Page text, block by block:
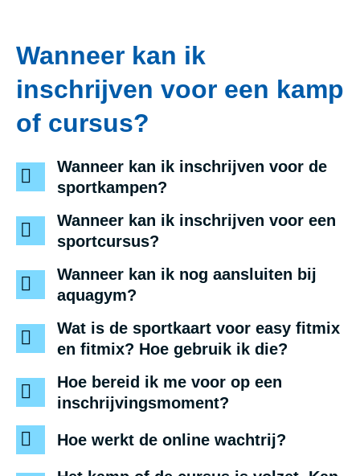
Wanneer kan ik
inschrijven voor een kamp
of cursus?
Wanneer kan ik inschrijven voor de
sportkampen?
Wanneer kan ik inschrijven voor een
sportcursus?
Wanneer kan ik nog aansluiten bij
aquagym?
Wat is de sportkaart voor easy fitmix
en fitmix? Hoe gebruik ik die?
Hoe bereid ik me voor op een
inschrijvingsmoment?
Hoe werkt de online wachtrij?